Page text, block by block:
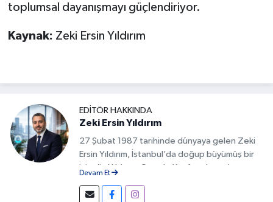
toplumsal dayanışmayı güçlendiriyor.
Kaynak: Zeki Ersin Yıldırım
EDITÖR HAKKINDA
Zeki Ersin Yıldırım
27 Şubat 1987 tarihinde dünyaya gelen Zeki
Ersin Yıldırım, İstanbul’da doğup büyümüş bir
isimdir. Yıldırım, Google Keşfet alanında
alanda fark yaratan isimlerden biri olmuştur.
Devam Et